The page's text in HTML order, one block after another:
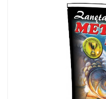
vlhčíme raději méně a
závislosti na povaze
dovlhčujeme. Po
konzistence plníme do